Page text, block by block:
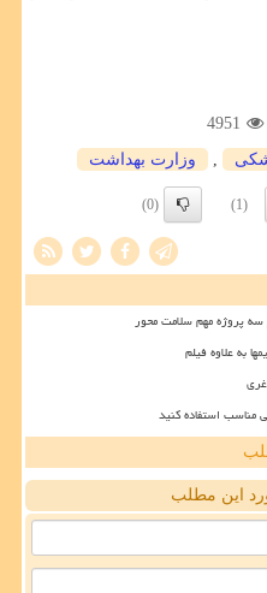
4951
وزارت بهداشت
(1)
(0)
پروژه مهم سلامت محور
به علاوه فیلم
مناسب استفاده کنید
این مطلب